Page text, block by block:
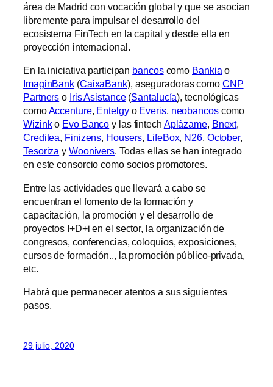
área de Madrid con vocación global y que se asocian
libremente para impulsar el desarrollo del
ecosistema FinTech en la capital y desde ella en
proyección internacional.
En la iniciativa participan bancoscomo Bankia o
ImaginBank (CaixaBank), aseguradoras como CNP
Partners o Iris Asistance(Santalucía), tecnológicas
comoAccenture, Entelgyo Everis, neobancoscomo
Wizinko Evo Banco y las fintech Aplázame, Bnext,
Creditea, Finizens, Housers, LifeBox, N26, October,
Tesoriza y Woonivers. Todas ellas se han integrado
en este consorcio como socios promotores.
Entre las actividades que llevará a cabo se
encuentran el fomento de la formación y
capacitación, la promoción y el desarrollo de
proyectos I+D+i en el sector, la organización de
congresos, conferencias, coloquios, exposiciones,
cursos de formación.., la promoción público-privada,
etc.
Habrá que permanecer atentos a sus siguientes
pasos.
29 julio, 2020